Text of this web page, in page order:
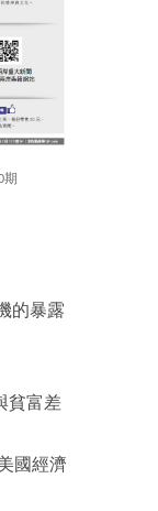
期
的暴露
貧富差
國經濟